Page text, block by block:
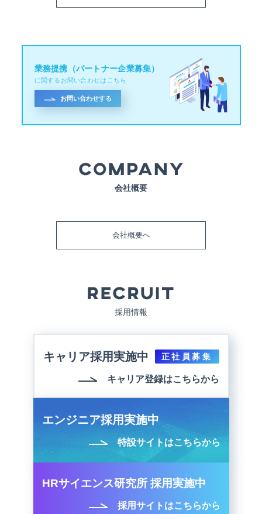
業務提携（パートナー企業募集）
に関するお問い合わせはこちら
お問い合わせする
会社概要
会社概要へ
採用情報
キャリア採用実施中 正社員募集
キャリア登録はこちらから
エンジニア採用実施中
特設サイトはこちらから
HRサイエンス研究所 採用実施中
採用サイトはこちらから